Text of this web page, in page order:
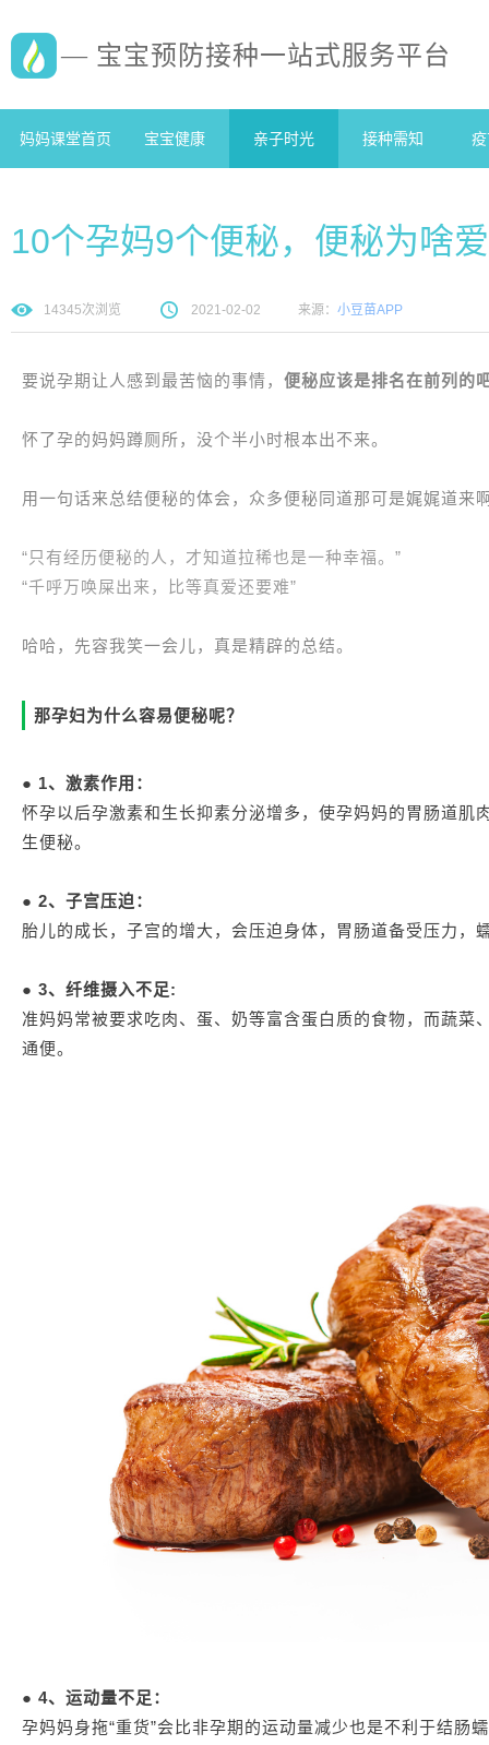
— 宝宝预防接种一站式服务平台
妈妈课堂首页 宝宝健康 亲子时光 接种需知
10个孕妈9个便秘，便秘为啥
14345次浏览 2021-02-02 来源： 小豆苗APP
要说孕期让人感到最苦恼的事情， 便秘应该是排名在前列的
怀了孕的妈妈蹲厕所，没个半小时根本出不来。
用一句话来总结便秘的体会，众多便秘同道那可是娓娓道来
“只有经历便秘的人，才知道拉稀也是一种幸福。”
“千呼万唤屎出来，比等真爱还要难”
哈哈，先容我笑一会儿，真是精辟的总结。
那孕妇为什么容易便秘呢？
● 1、激素作用：
怀孕以后孕激素和生长抑素分泌增多，使孕妈妈的胃肠道肌
生便秘。
● 2、子宫压迫：
胎儿的成长，子宫的增大，会压迫身体，胃肠道备受压力
● 3、纤维摄入不足:
准妈妈常被要求吃肉、蛋、奶等富含蛋白质的食物，而蔬菜
通便。
● 4、运动量不足：
孕妈妈身拖“重货”会比非孕期的运动量减少也是不利于结肠